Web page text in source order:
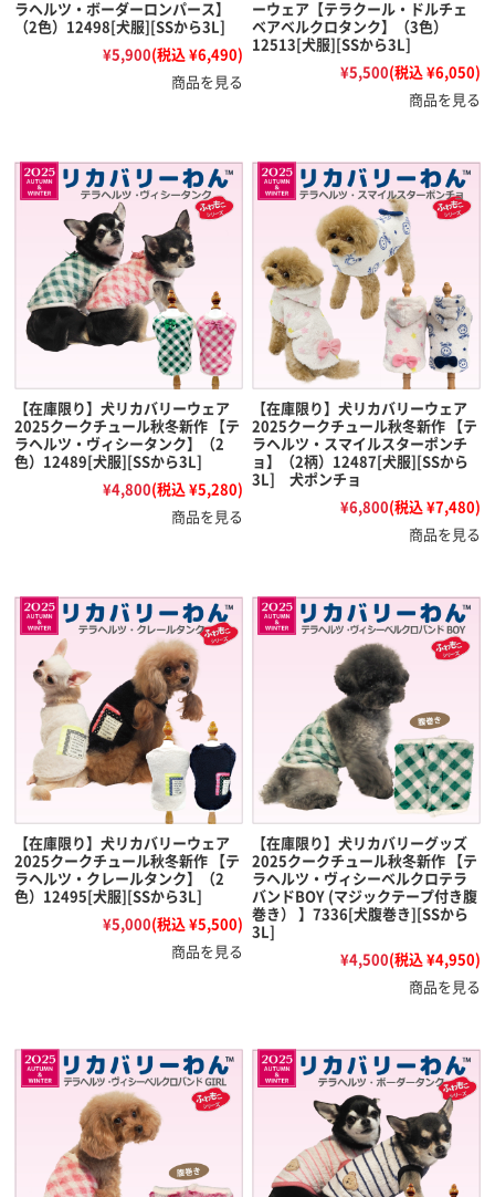
ラヘルツ・ボーダーロンパース】
（2色）12498[犬服][SSから3L]
¥5,900(税込 ¥6,490)
商品を見る
ーウェア【テラクール・ドルチェ
ベアベルクロタンク】（3色）
12513[犬服][SSから3L]
¥5,500(税込 ¥6,050)
商品を見る
【在庫限り】犬リカバリーウェア
2025クークチュール秋冬新作 【テ
ラヘルツ・ヴィシータンク】（2
色）12489[犬服][SSから3L]
¥4,800(税込 ¥5,280)
商品を見る
【在庫限り】犬リカバリーウェア
2025クークチュール秋冬新作 【テ
ラヘルツ・スマイルスターポンチ
ョ】（2柄）12487[犬服][SSから
3L] 犬ポンチョ
¥6,800(税込 ¥7,480)
商品を見る
【在庫限り】犬リカバリーウェア
2025クークチュール秋冬新作 【テ
ラヘルツ・クレールタンク】（2
色）12495[犬服][SSから3L]
¥5,000(税込 ¥5,500)
商品を見る
【在庫限り】犬リカバリーグッズ
2025クークチュール秋冬新作 【テ
ラヘルツ・ヴィシーベルクロテラ
バンドBOY (マジックテープ付き腹
巻き） 】7336[犬腹巻き][SSから
3L]
¥4,500(税込 ¥4,950)
商品を見る